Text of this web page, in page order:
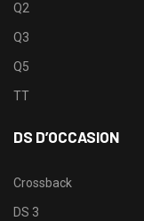
Q2
Q3
Q5
TT
DS D’OCCASION
Crossback
DS 3